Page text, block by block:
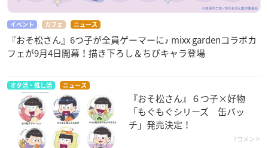
イベント カフェ ニュース
『おそ松さん』6つ子が全員ゲーマーに♪ mixx gardenコラボカ
フェが9月4日開幕！描き下ろし＆ちびキャラ登場
オタ活・推し活 ニュース
『おそ松さん』６つ子×好物
「もぐもぐシリーズ 缶バッ
チ」発売決定！
7コメント